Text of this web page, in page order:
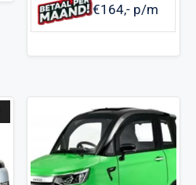
€164,- p/m